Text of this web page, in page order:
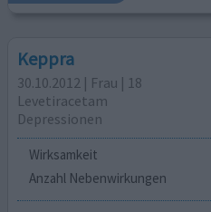
Keppra
30.10.2012 | Frau | 18
Levetiracetam
Depressionen
Wirksamkeit
Anzahl Nebenwirkungen